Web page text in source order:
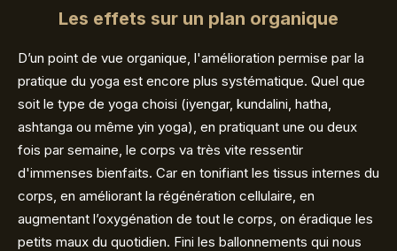
Les effets sur un plan organique
D’un point de vue organique, l'amélioration permise par la
pratique du yoga est encore plus systématique. Quel que
soit le type de yoga choisi (iyengar, kundalini, hatha,
ashtanga ou même yin yoga), en pratiquant une ou deux
fois par semaine, le corps va très vite ressentir
d'immenses bienfaits. Car en tonifiant les tissus internes du
corps, en améliorant la régénération cellulaire, en
augmentant l’oxygénation de tout le corps, on éradique les
petits maux du quotidien. Fini les ballonnements qui nous